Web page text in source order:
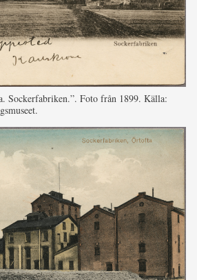
Sockerfabriken.”. Foto från 1899. Källa: